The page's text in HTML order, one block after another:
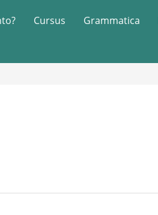
Cursus Grammatica